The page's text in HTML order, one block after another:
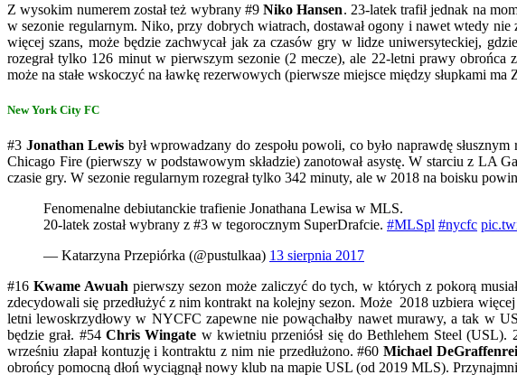
Z wysokim numerem został też wybrany #9Niko Hansen. 23-latek trafił jednak na
w sezonie regularnym. Niko, przy dobrych wiatrach, dostawał ogony i nawet wtedy nie
więcej szans, może będzie zachwycał jak za czasów gry w lidze uniwersyteckiej,
rozegrał tylko 126 minut w pierwszym sezonie (2 mecze), ale 22-letni prawy obrońca
może na stałe wskoczyć na ławkę rezerwowych (pierwsze miejsce między słupkami ma
New York City FC
#3 Jonathan Lewis był wprowadzany do zespołu powoli, co było naprawdę
Chicago Fire (pierwszy w podstawowym składzie) zanotował asystę. W starciu z LA
czasie gry. W sezonie regularnym rozegrał tylko 342 minuty, ale w 2018 na boisku
Fenomenalne debiutanckie trafienie Jonathana Lewisa w MLS.
20-latek został wybrany z #3 w tegorocznym SuperDrafcie. #MLSpl #nycfc
— Katarzyna Przepiórka (@pustulkaa) 13 sierpnia 2017
#16 Kwame Awuah pierwszy sezon może zaliczyć do tych, w których z pokorą
zdecydowali się przedłużyć z nim kontrakt na kolejny sezon. Może 2018 uzbiera
letni lewoskrzydłowy w NYCFC zapewne nie powąchałby nawet murawy, a tak w
będzie grał. #54Chris Wingate w kwietniu przeniósł się do Bethlehem Steel (USL).
wrześniu złapał kontuzję i kontraktu z nim nie przedłużono. #60Michael
obrońcy pomocną dłoń wyciągnął nowy klub na mapie USL (od 2019 MLS).